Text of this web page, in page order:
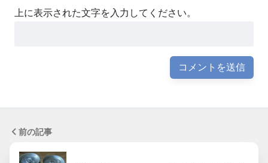
上に表示された文字を入力してください。
前の記事